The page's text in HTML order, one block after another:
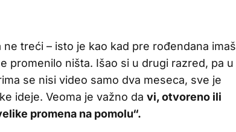
treći – isto je kao kad pre rođendana imaš
promenilo ništa. Išao si u drugi razred, pa u
se nisi video samo dva meseca, sve je
ideje. Veoma je važno da vi, otvoreno ili
promena na pomolu“.